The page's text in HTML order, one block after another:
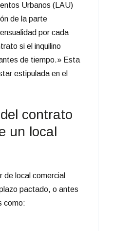
Urbanos (LAU)
de la parte
por cada
si el inquilino
de tiempo.» Esta
estipulada en el
contrato
un local
de local comercial
pactado, o antes
como: